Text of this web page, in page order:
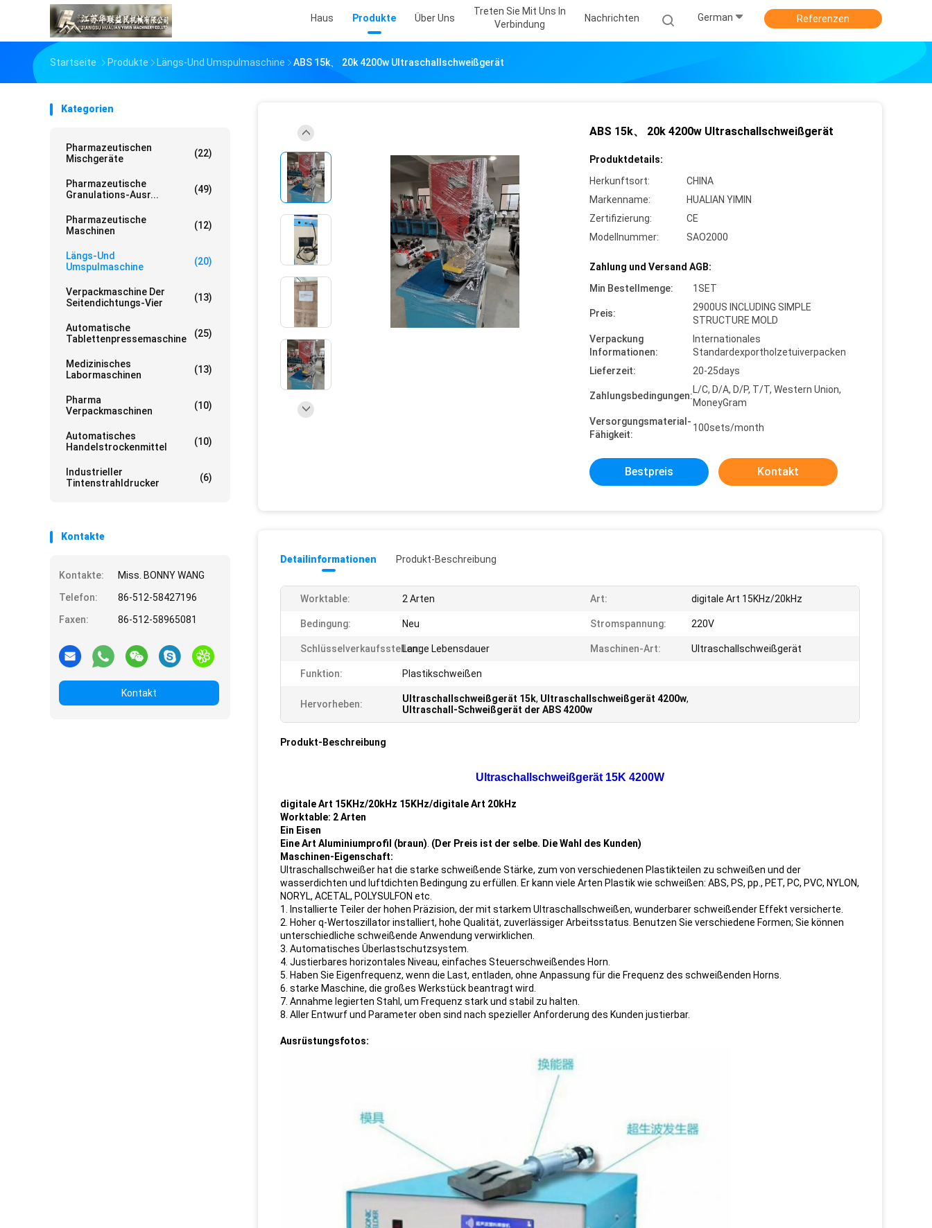
Haus Produkte Über Uns
Treten Sie Mit Uns In
Verbindung
Nachrichten German Referenzen
Startseite Produkte Längs-Und Umspulmaschine ABS 15k、 20k 4200w Ultraschallschweißgerät
Kategorien
Pharmazeutischen
Mischgeräte
(22)
Pharmazeutische
Granulations-Ausr...
(49)
Pharmazeutische
Maschinen
(12)
Längs-Und
Umspulmaschine
(20)
Verpackmaschine Der
Seitendichtungs-Vier
(13)
Automatische
Tablettenpressemaschine
(25)
Medizinisches
Labormaschinen
(13)
Pharma
Verpackmaschinen
(10)
Automatisches
Handelstrockenmittel
(10)
Industrieller
Tintenstrahldrucker
(6)
Kontakte
Kontakte:
Miss. BONNY WANG
Telefon:
86-512-58427196
Faxen:
86-512-58965081
Kontakt
ABS 15k、 20k 4200w Ultraschallschweißgerät
Produktdetails:
Herkunftsort:
CHINA
Markenname:
HUALIAN YIMIN
Zertifizierung:
CE
Modellnummer:
SAO2000
Zahlung und Versand AGB:
Min Bestellmenge:
1SET
Preis:
2900US INCLUDING SIMPLE
STRUCTURE MOLD
Verpackung
Informationen:
Internationales
Standardexportholzetuiverpacken
Lieferzeit:
20-25days
Zahlungsbedingungen:
L/C, D/A, D/P, T/T, Western Union,
MoneyGram
Versorgungsmaterial-
Fähigkeit:
100sets/month
Bestpreis Kontakt
Detailinformationen Produkt-Beschreibung
Worktable: 2 Arten Art: digitale Art 15KHz/20kHz
Bedingung: Neu Stromspannung: 220V
Schlüsselverkaufsstellen:Lange Lebensdauer Maschinen-Art: Ultraschallschweißgerät
Funktion: Plastikschweißen
Hervorheben: Ultraschallschweißgerät 15k, Ultraschallschweißgerät 4200w,
Ultraschall-Schweißgerät der ABS 4200w
Produkt-Beschreibung
Ultraschallschweißgerät 15K 4200W
digitale Art 15KHz/20kHz 15KHz/digitale Art 20kHz
Worktable: 2 Arten
Ein Eisen
Eine Art Aluminiumprofil (braun) (Der Preis ist der selbe. Die Wahl des Kunden)
Maschinen-Eigenschaft:
Ultraschallschweißer hat die starke schweißende Stärke, zum von verschiedenen Plastikteilen zu schweißen und der
wasserdichten und luftdichten Bedingung zu erfüllen. Er kann viele Arten Plastik wie schweißen: ABS, PS, pp., PET, PC, PVC, NYLON,
NORYL, ACETAL, POLYSULFON etc.
1. Installierte Teiler der hohen Präzision, der mit starkem Ultraschallschweißen, wunderbarer schweißender Effekt versicherte.
2. Hoher q-Wertoszillator installiert, hohe Qualität, zuverlässiger Arbeitsstatus. Benutzen Sie verschiedene Formen; Sie können
unterschiedliche schweißende Anwendung verwirklichen.
3. Automatisches Überlastschutzsystem.
4. Justierbares horizontales Niveau, einfaches Steuerschweißendes Horn.
5. Haben Sie Eigenfrequenz, wenn die Last, entladen, ohne Anpassung für die Frequenz des schweißenden Horns.
6. starke Maschine, die großes Werkstück beantragt wird.
7. Annahme legierten Stahl, um Frequenz stark und stabil zu halten.
8. Aller Entwurf und Parameter oben sind nach spezieller Anforderung des Kunden justierbar.
Ausrüstungsfotos: